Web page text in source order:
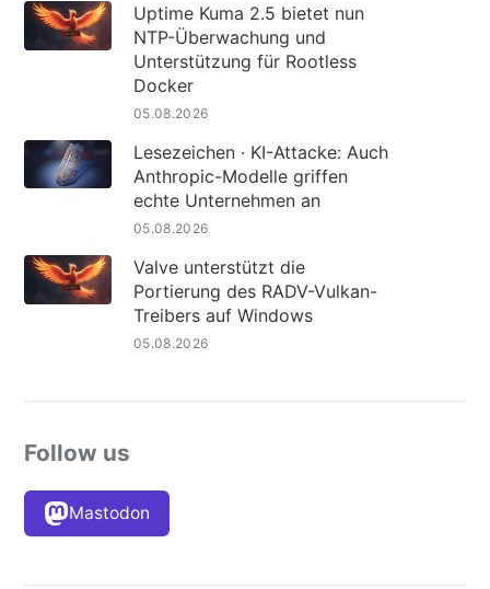
Uptime Kuma 2.5 bietet nun
NTP-Überwachung und
Unterstützung für Rootless
Docker
05.08.2026
Lesezeichen · KI-Attacke: Auch
Anthropic-Modelle griffen
echte Unternehmen an
05.08.2026
Valve unterstützt die
Portierung des RADV-Vulkan-
Treibers auf Windows
05.08.2026
Follow us
Mastodon